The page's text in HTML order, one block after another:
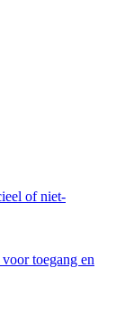
of niet-
toegang en